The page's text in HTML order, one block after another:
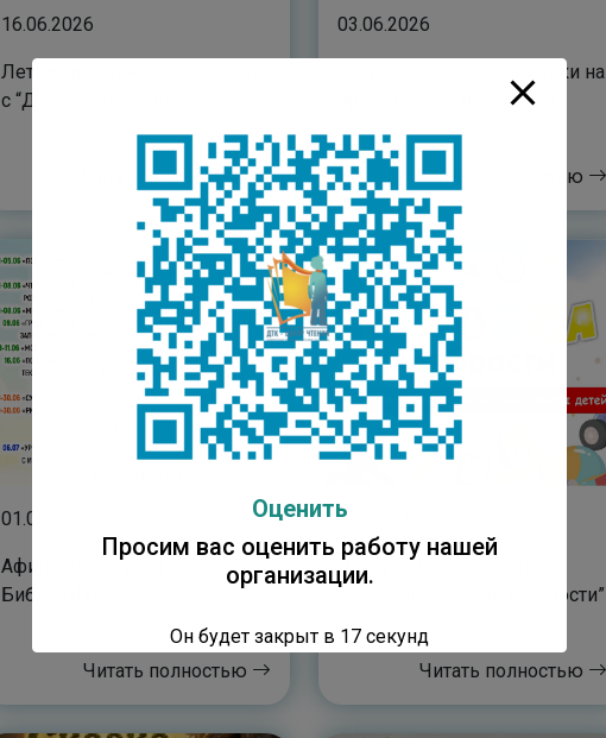
16.06.2026
Летние арт-каникулы вместе
с “ДТК-центр чтения”
Читать полностью
03.06.2026
График работы библиотеки на
предстоящие праздники
Читать полностью
01.06.2026
Афиша мероприятий.
БиблиоИюнь
Читать полностью
15.05.2026
Республиканская акция
доброты “Коробка храбрости”
Читать полностью
Оценить
Просим вас оценить работу нашей
организации.
Он будет закрыт в 16 секунд